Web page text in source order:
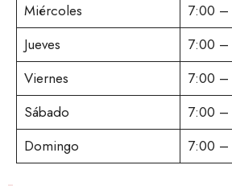
Miércoles
7:00 –
Jueves
7:00 –
Viernes
7:00 –
Sábado
7:00 –
Domingo
7:00 –